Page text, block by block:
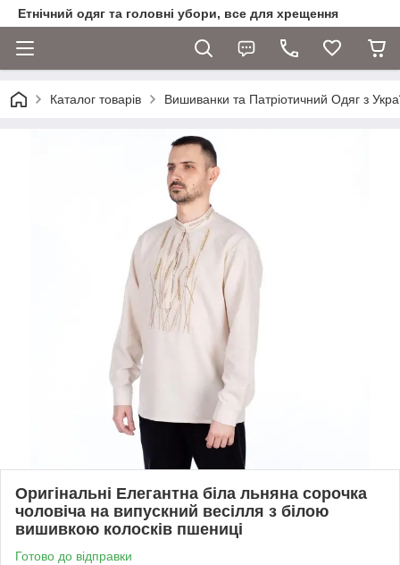
Етнічний одяг та головні убори, все для хрещення
Каталог товарів Вишиванки та Патріотичний Одяг з
Оригінальні Елегантна біла льняна сорочка
чоловіча на випускний весілля з білою
вишивкою колосків пшениці
Готово до відправки